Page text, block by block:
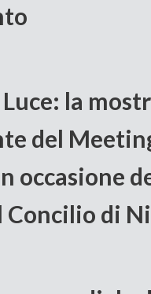
la
del
occasione
Concilio di